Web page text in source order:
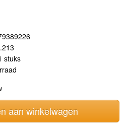
stuks
aan winkelwagen